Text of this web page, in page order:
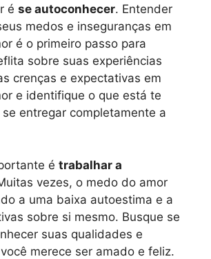
é se autoconhecer. Entender
medos e inseguranças em
é o primeiro passo para
sobre suas experiências
crenças e expectativas em
e identifique o que está te
entregar completamente a
é trabalhar a
vezes, o medo do amor
a uma baixa autoestima e a
sobre si mesmo. Busque se
suas qualidades e
merece ser amado e feliz.